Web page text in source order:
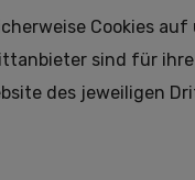
Cookies
sind für
des jeweiligen